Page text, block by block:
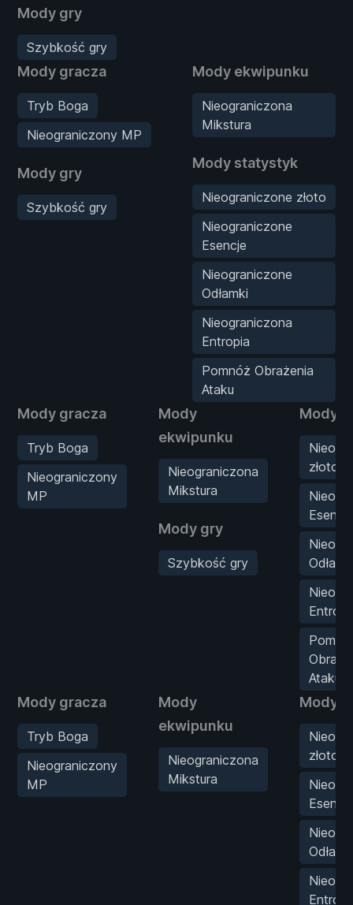
Mody gry
Szybkość gry
Mody gracza
Tryb Boga
Nieograniczony MP
Mody gry
Szybkość gry
Mody ekwipunku
Nieograniczona
Mikstura
Mody statystyk
Nieograniczone złoto
Nieograniczone
Esencje
Nieograniczone
Odłamki
Nieograniczona
Entropia
Pomnóż Obrażenia
Ataku
Mody gracza
Tryb Boga
Nieograniczony
MP
Mody
ekwipunku
Nieograniczona
Mikstura
Mody gry
Szybkość gry
Mody
złoto
Esencje
Ataku
Mody gracza
Tryb Boga
Nieograniczony
MP
Mody
ekwipunku
Nieograniczona
Mikstura
Mody
złoto
Esencje